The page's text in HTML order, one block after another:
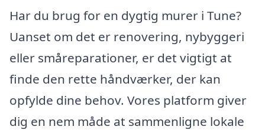
Har du brug for en dygtig murer i Tune?
Uanset om det er renovering, nybyggeri
eller småreparationer, er det vigtigt at
finde den rette håndværker, der kan
opfylde dine behov. Vores platform giver
dig en nem måde at sammenligne lokale